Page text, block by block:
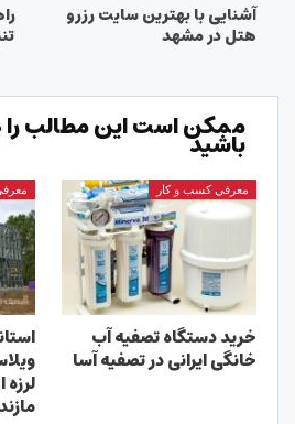
آشنایی با بهترین سایت رزرو
هتل در مشهد
ممکن است این مطالب
باشید
معرفی کسب و کار
خرید دستگاه تصفیه آب
خانگی ایرانی در تصفیه آسا